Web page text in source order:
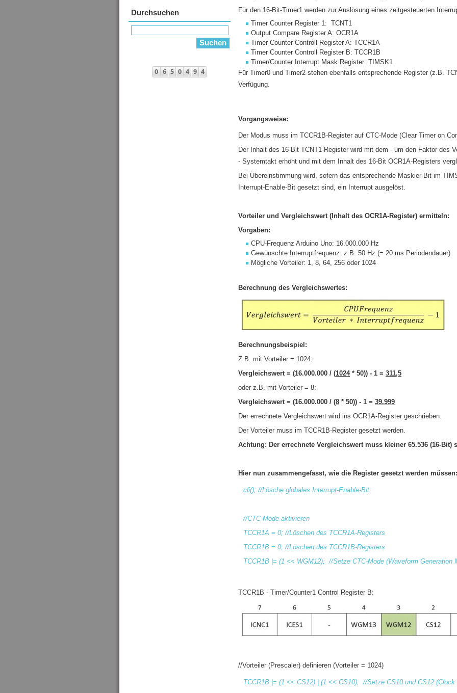
Für den 16-Bit-Timer1 werden zur Auslösung eines zeitgesteuerten
Timer Counter Register 1: TCNT1
Output Compare Register A: OCR1A
Timer Counter Controll Register A: TCCR1A
Timer Counter Controll Register B: TCCR1B
Timer/Counter Interrupt Mask Register: TIMSK1
Für Timer0 und Timer2 stehen ebenfalls entsprechende Register (z.B.
Verfügung.
Vorgangsweise:
Der Modus muss im TCCR1B-Register auf CTC-Mode (Clear Timer on
Der Inhalt des 16-Bit TCNT1-Register wird mit dem - um den Faktor des
- Systemtakt erhöht und mit dem Inhalt des 16-Bit OCR1A-Registers
Bei Übereinstimmung wird, sofern das entsprechende Maskier-Bit im
Interrupt-Enable-Bit gesetzt sind, ein Interrupt ausgelöst.
Vorteiler und Vergleichswert (Inhalt des OCR1A-Register) ermitteln:
Vorgaben:
CPU-Frequenz Arduino Uno: 16.000.000 Hz
Gewünschte Interruptfrequenz: z.B. 50 Hz (= 20 ms Periodendauer)
Mögliche Vorteiler: 1, 8, 64, 256 oder 1024
Berechnung des Vergleichswertes:
Berechnungsbeispiel:
Z.B. mit Vorteiler = 1024:
Vergleichswert = (16.000.000 / (1024* 50)) - 1 = 311,5
oder z.B. mit Vorteiler = 8:
Vergleichswert = (16.000.000 / (8 * 50)) - 1 = 39.999
Der errechnete Vergleichswert wird ins OCR1A-Register geschrieben.
Der Vorteiler muss im TCCR1B-Register gesetzt werden.
Achtung: Der errechnete Vergleichswert muss kleiner 65.536 (16-Bit)
Hier nun zusammengefasst, wie die Register gesetzt werden müssen:
cli(); //Lösche globales Interrupt-Enable-Bit
//CTC-Mode aktivieren
TCCR1A = 0; //Löschen des TCCR1A-Registers
TCCR1B = 0; //Löschen des TCCR1B-Registers
TCCR1B |= (1 << WGM12); //Setze CTC-Mode (Waveform Generation
TCCR1B - Timer/Counter1 Control Register B:
//Vorteiler (Prescaler) definieren (Vorteiler = 1024)
TCCR1B |= (1 << CS12) | (1 << CS10); //Setze CS10 und CS12 (Clock
Durchsuchen